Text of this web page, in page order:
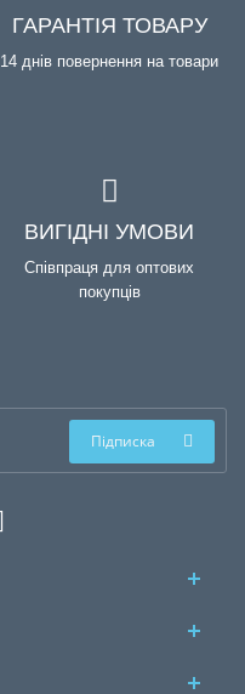
ГАРАНТІЯ ТОВАРУ
14 днів повернення на товари
ВИГІДНІ УМОВИ
Співпраця для оптових
покупців
Підписка